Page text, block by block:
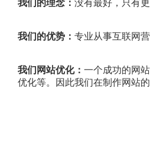
我们的理念： 没有最好，只有
我们的优势： 专业从事互联网
我们网站优化： 一个成功的网
优化等。因此我们在制作网站